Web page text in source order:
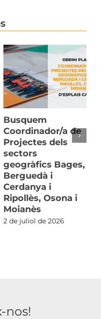
Busquem
Coordinador/a de
Projectes dels
sectors
geogràfics Bages,
Berguedà i
Cerdanya i
Ripollès, Osona i
Moianès
2 de juliol de 2026
nos!